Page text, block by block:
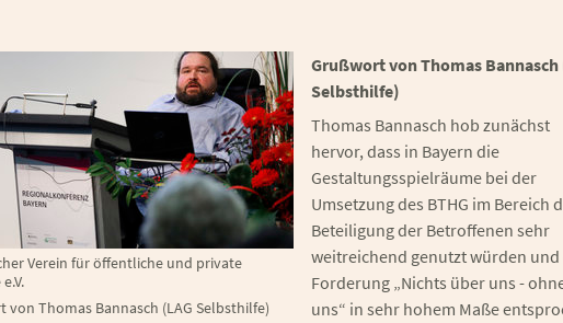
Verein für öffentliche und private
von Thomas Bannasch (LAG Selbsthilfe)
Grußwort von Thomas Bannasch
Selbsthilfe)
Thomas Bannasch hob zunächst
hervor, dass in Bayern die
Gestaltungsspielräume bei der
Umsetzung des BTHG im Bereich
Beteiligung der Betroffenen sehr
weitreichend genutzt würden und
Forderung „Nichts über uns -
uns“ in sehr hohem Maße